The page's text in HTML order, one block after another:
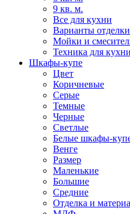
9 кв. м.
Все для кухни
Варианты отделки
Мойки и
Техника для кухни
Шкафы-купе
Цвет
Коричневые
Серые
Темные
Черные
Светлые
Белые шкафы-
Венге
Размер
Маленькие
Большие
Средние
Отделка и